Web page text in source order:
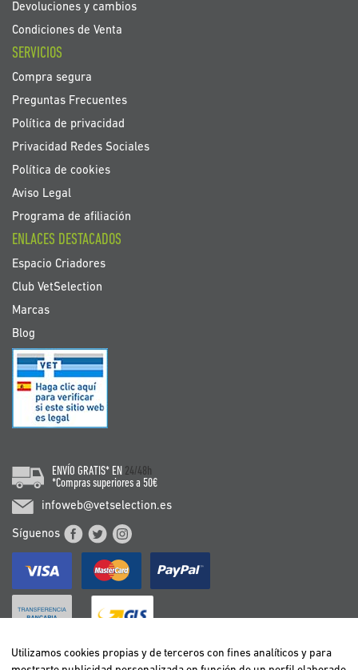
Devoluciones y cambios
Condiciones de Venta
SERVICIOS
Compra segura
Preguntas Frecuentes
Política de privacidad
Privacidad Redes Sociales
Política de cookies
Aviso Legal
Programa de afiliación
ENLACES DESTACADOS
Espacio Criadores
Club VetSelection
Marcas
Blog
ENVÍO GRATIS* EN 24/48h
*Compras superiores a 50€
infoweb@vetselection.es
Síguenos
Utilizamos cookies propias y de terceros con fines analíticos y para